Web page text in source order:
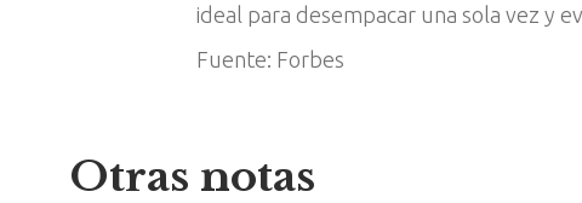
ideal para desempacar una sola vez y
Fuente: Forbes
Otras notas